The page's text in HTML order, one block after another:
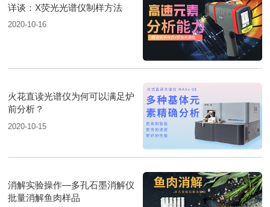
详谈：X荧光光谱仪制样方法
2020-10-16
火花直读光谱仪为何可以满足炉
前分析？
2020-10-15
消解实验操作—多孔石墨消解仪
批量消解鱼肉样品